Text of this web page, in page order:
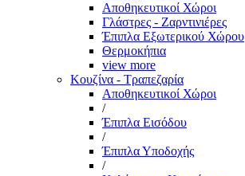
Αποθηκευτικοί Χώροι
Γλάστρες - Ζαρντινιέρες
Έπιπλα Εξωτερικού Χώρου
Θερμοκήπια
view more
Κουζίνα - Τραπεζαρία
Αποθηκευτικοί Χώροι
/
Έπιπλα Εισόδου
/
Έπιπλα Υποδοχής
/